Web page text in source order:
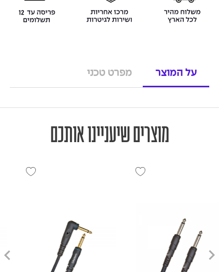
על המוצר מפרט טכני
מוצרים שיעניינו אותכם